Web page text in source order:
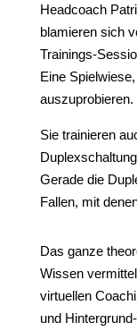
Headcoach
blamieren sich
Trainings-
Eine
auszuprobieren.
Sie trainieren
Gerade die
Fallen, mit
Das ganze
Wissen
virtuellen
und